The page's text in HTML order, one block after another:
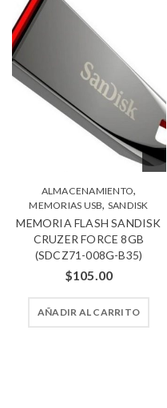
ALMACENAMIENTO,
MEMORIAS USB, SANDISK
MEMORIA FLASH SANDISK
CRUZER FORCE 8GB
(SDCZ71-008G-B35)
$105.00
AÑADIR AL CARRITO